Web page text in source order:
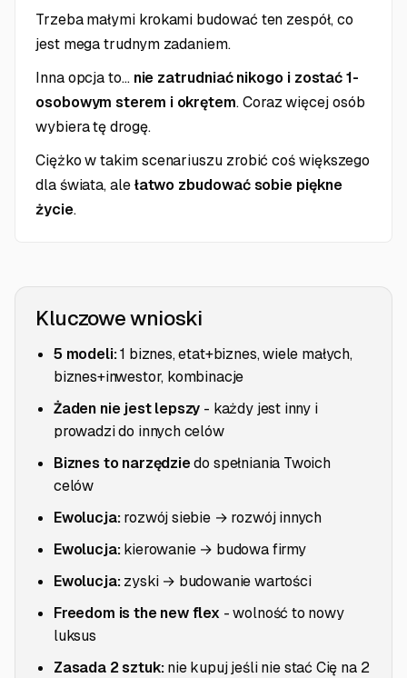
Trzeba małymi krokami budować ten zespół, co
jest mega trudnym zadaniem.
Inna opcja to... nie zatrudniać nikogo i zostać 1-
osobowym sterem i okrętem. Coraz więcej osób
wybiera tę drogę.
Ciężko w takim scenariuszu zrobić coś większego
dla świata, alełatwo zbudować sobie piękne
życie.
Kluczowe wnioski
5 modeli:1 biznes, etat+biznes, wiele małych,
biznes+inwestor, kombinacje
Żaden nie jest lepszy - każdy jest inny i
prowadzi do innych celów
Biznes to narzędziedo spełniania Twoich
celów
Ewolucja:rozwój siebie → rozwój innych
Ewolucja:kierowanie → budowa firmy
Ewolucja:zyski → budowanie wartości
Freedom is the new flex - wolność to nowy
luksus
Zasada 2 sztuk:nie kupuj jeśli nie stać Cię na 2